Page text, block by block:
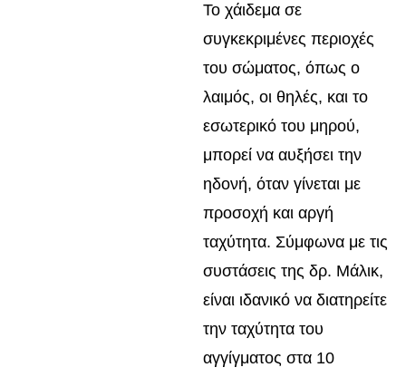
Το χάιδεμα σε
συγκεκριμένες περιοχές
του σώματος, όπως ο
λαιμός, οι θηλές, και το
εσωτερικό του μηρού,
μπορεί να αυξήσει την
ηδονή, όταν γίνεται με
προσοχή και αργή
ταχύτητα. Σύμφωνα με τις
συστάσεις της δρ. Μάλικ,
είναι ιδανικό να διατηρείτε
την ταχύτητα του
αγγίγματος στα 10